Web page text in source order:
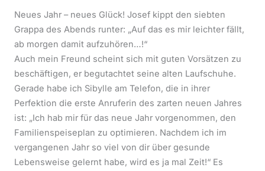
Neues Jahr – neues Glück! Josef kippt den siebten
Grappa des Abends runter: „Auf das es mir leichter fällt,
ab morgen damit aufzuhören…!“
Auch mein Freund scheint sich mit guten Vorsätzen zu
beschäftigen, er begutachtet seine alten Laufschuhe.
Gerade habe ich Sibylle am Telefon, die in ihrer
Perfektion die erste Anruferin des zarten neuen Jahres
ist: „Ich hab mir für das neue Jahr vorgenommen, den
Familienspeiseplan zu optimieren. Nachdem ich im
vergangenen Jahr so viel von dir über gesunde
Lebensweise gelernt habe, wird es ja mal Zeit!“ Es